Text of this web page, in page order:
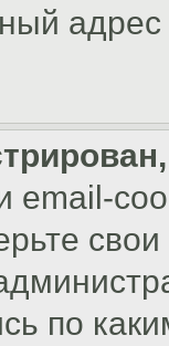
адрес
email-
по